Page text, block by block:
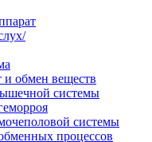
обмен веществ
системы
системы
процессов